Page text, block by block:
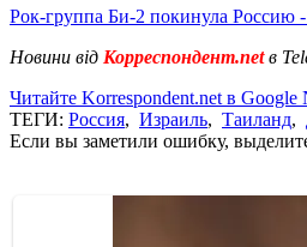
Рок-группа Би-2 покинула
Новини від Корреспондент.netв
Читайте Korrespondent.net в Google
ТЕГИ: Россия, Израиль, Таиланд,
Если вы заметили ошибку,